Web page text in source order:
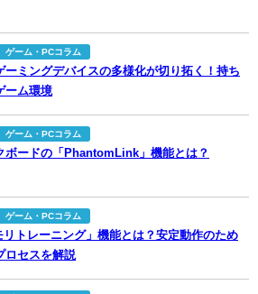
ゲーム・PCコラム
ーミングデバイスの多様化が切り拓く！持ち
ーム環境
ゲーム・PCコラム
ボードの「PhantomLink」機能とは？
ゲーム・PCコラム
リトレーニング」機能とは？安定動作のため
ロセスを解説